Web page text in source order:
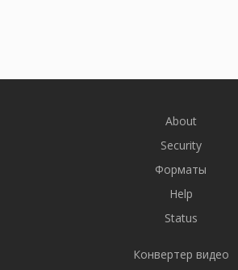
About
Security
Форматы
Help
Status
Конвертер видео